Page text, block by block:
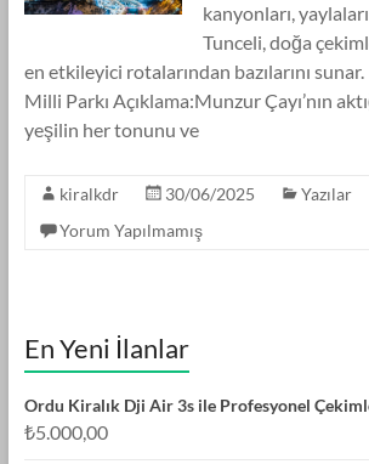
kanyonları,
Tunceli, doğa
en etkileyici rotalarından bazılarını
Milli Parkı Açıklama:Munzur Çayı’nın
yeşilin her tonunu ve
kiralkdr 30/06/2025
Yazılar
Yorum Yapılmamış
En Yeni İlanlar
Ordu Kiralık Dji Air 3s ile Profesyonel
₺5.000,00